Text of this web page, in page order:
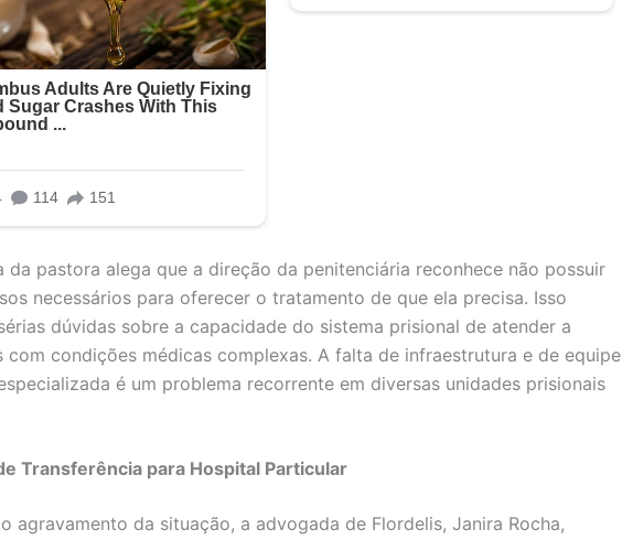
da pastora alega que a direção da penitenciária reconhece não possuir
necessários para oferecer o tratamento de que ela precisa. Isso
dúvidas sobre a capacidade do sistema prisional de atender a
com condições médicas complexas. A falta de infraestrutura e de equipe
é um problema recorrente em diversas unidades prisionais
Transferência para Hospital Particular
agravamento da situação, a advogada de Flordelis, Janira Rocha,